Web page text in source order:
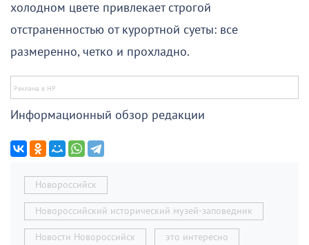
холодном цвете привлекает строгой
отстраненностью от курортной суеты: все
размеренно, четко и прохладно.
Информационный обзор редакции
Новороссийск
Новороссийский исторический музей-заповедник
Новости Новороссийск это интересно